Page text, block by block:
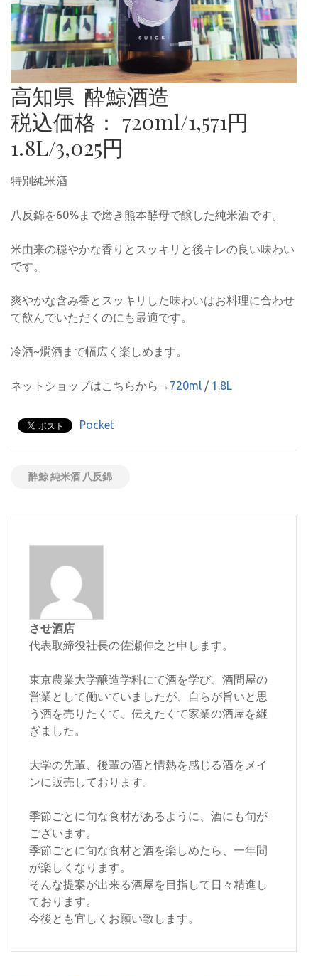
高知県 酔鯨酒造
税込価格： 720ml/1,571円
1.8L/3,025円
特別純米酒
八反錦を60%まで磨き熊本酵母で醸した純米酒です。
米由来の穏やかな香りとスッキリと後キレの良い味わい
です。
爽やかな含み香とスッキリした味わいはお料理に合わせ
て飲んでいただくのにも最適です。
冷酒~燗酒まで幅広く楽しめます。
ネットショップはこちらから→ 720ml / 1.8L
Pocket
酔鯨 純米酒 八反錦
させ酒店
代表取締役社長の佐瀬伸之と申します。
東京農業大学醸造学科にて酒を学び、酒問屋の
営業として働いていましたが、自らが旨いと思
う酒を売りたくて、伝えたくて家業の酒屋を継
ぎました。
大学の先輩、後輩の酒と情熱を感じる酒をメイ
ンに販売しております。
季節ごとに旬な食材があるように、酒にも旬が
ございます。
季節ごとに旬な食材と酒を楽しめたら、一年間
が楽しくなります。
そんな提案が出来る酒屋を目指して日々精進し
ております。
今後とも宜しくお願い致します。